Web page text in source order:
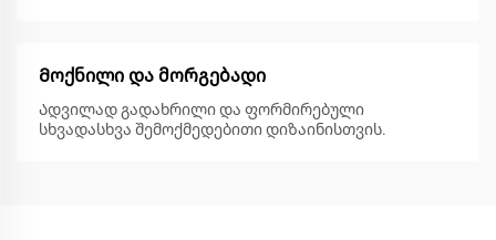
Მოქნილი და მორგებადი
Ადვილად გადახრილი და ფორმირებული
სხვადასხვა შემოქმედებითი დიზაინისთვის.